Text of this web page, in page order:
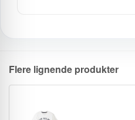
Flere lignende produkter